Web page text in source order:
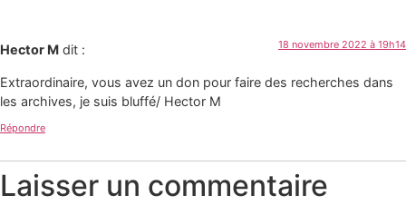
Hector M dit : 18 novembre 2022 à 19h14
Extraordinaire, vous avez un don pour faire des recherches dans
les archives, je suis bluffé/ Hector M
Répondre
Laisser un commentaire